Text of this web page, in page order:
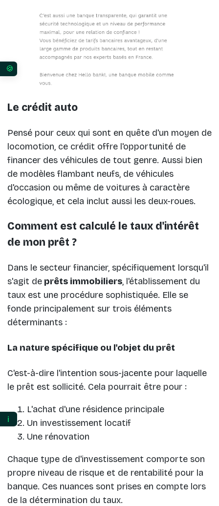
Le crédit auto
Pensé pour ceux qui sont en quête d'un moyen de
locomotion, ce crédit offre l'opportunité de
financer des véhicules de tout genre. Aussi bien
de modèles flambant neufs, de véhicules
d'occasion ou même de voitures à caractère
écologique, et cela inclut aussi les deux-roues.
Comment est calculé le taux d'intérêt
de mon prêt ?
Dans le secteur financier, spécifiquement lorsqu'il
s'agit de prêts immobiliers, l'établissement du
taux est une procédure sophistiquée. Elle se
fonde principalement sur trois éléments
déterminants :
La nature spécifique ou l'objet du prêt
C'est-à-dire l'intention sous-jacente pour laquelle
le prêt est sollicité. Cela pourrait être pour :
L'achat d'une résidence principale
Un investissement locatif
Une rénovation
Chaque type de d'investissement comporte son
propre niveau de risque et de rentabilité pour la
banque. Ces nuances sont prises en compte lors
de la détermination du taux.
Vos préférences en matière de consentement
ℹ️